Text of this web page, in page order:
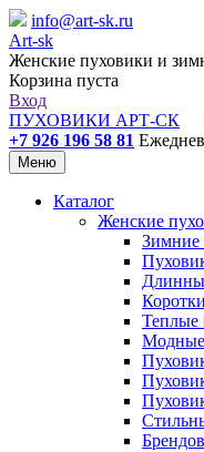
info@art-sk.ru
Art-sk
Женские пуховики и
Корзина пуста
Вход
ПУХОВИКИ АРТ-СК
+7 926 196 58 81
Меню
Каталог
Женские
Зимние
Теплые
Модные